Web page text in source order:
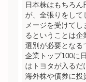
日本株はもちろ
が、全張りをして
メージを受けて
るということは
選別が必要となる
企業トップ100に
はトヨタが入るだ
海外株や債券に投